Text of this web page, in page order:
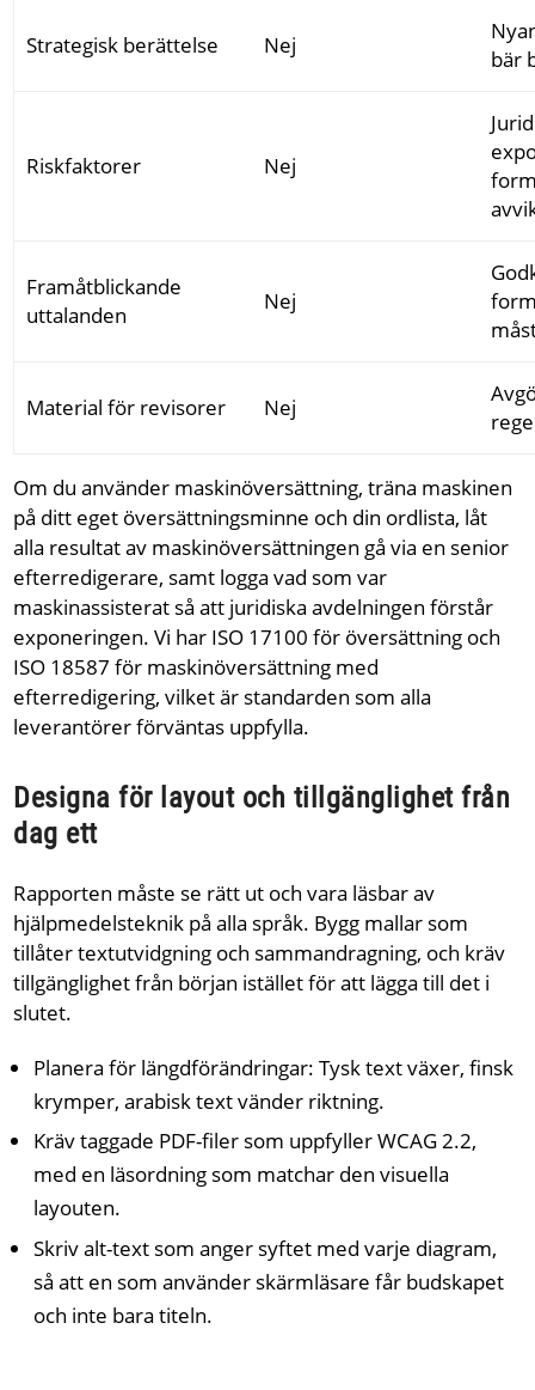
Strategisk berättelse Nej
bär
Riskfaktorer Nej
Framåtblickande
uttalanden
Nej
Material för revisorer Nej
Om du använder maskinöversättning, träna maskinen
på ditt eget översättningsminne och din ordlista, låt
alla resultat av maskinöversättningen gå via en senior
efterredigerare, samt logga vad som var
maskinassisterat så att juridiska avdelningen förstår
exponeringen. Vi har ISO 17100 för översättning och
ISO 18587 för maskinöversättning med
efterredigering, vilket är standarden som alla
leverantörer förväntas uppfylla.
Designa för layout och tillgänglighet från
dag ett
Rapporten måste se rätt ut och vara läsbar av
hjälpmedelsteknik på alla språk. Bygg mallar som
tillåter textutvidgning och sammandragning, och kräv
tillgänglighet från början istället för att lägga till det i
slutet.
Planera för längdförändringar: Tysk text växer, finsk
krymper, arabisk text vänder riktning.
Kräv taggade PDF-filer som uppfyller WCAG 2.2,
med en läsordning som matchar den visuella
layouten.
Skriv alt-text som anger syftet med varje diagram,
så att en som använder skärmläsare får budskapet
och inte bara titeln.